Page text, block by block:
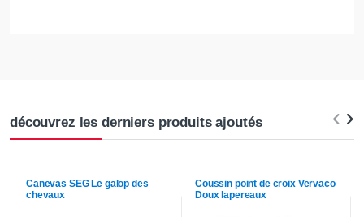
découvrez les derniers produits ajoutés
Canevas SEGLe galop des
chevaux
Coussin point de croix Vervaco
Doux lapereaux